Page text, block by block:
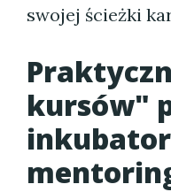
swojej ścieżki
kursów"